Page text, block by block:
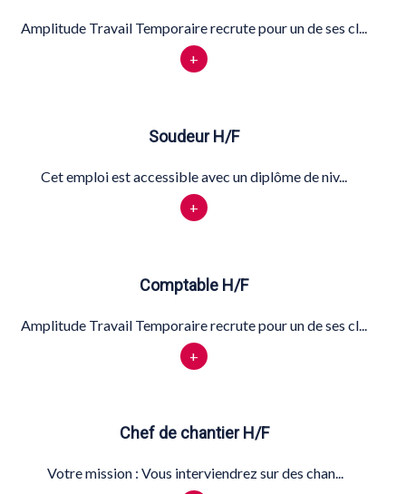
Amplitude Travail Temporaire recrute pour un de ses cl...
+
Soudeur H/F
Cet emploi est accessible avec un diplôme de niv...
+
Comptable H/F
Amplitude Travail Temporaire recrute pour un de ses cl...
+
Chef de chantier H/F
Votre mission : Vous interviendrez sur des chan...